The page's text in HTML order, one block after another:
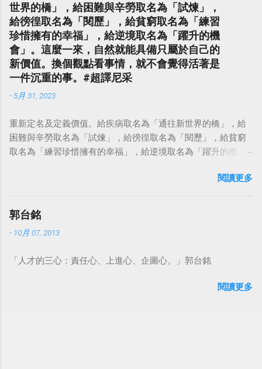
世界的橋」，給困難與辛勞取名為「試煉」，
給徬徨取名為「閱歷」，給貧窮取名為「練習
珍惜擁有的幸福」，給逆境取名為「躍升的機
會」。這麼一來，自然就能具備只屬於自己的
新價值。換個觀點看事情，就不會覺得活著是
一件沉重的事。#超譯尼采
- 5月 31, 2023
重新定名及定義價值。給疾病取名為「通往新世界的橋」，給
困難與辛勞取名為「試煉」，給徬徨取名為「閱歷」，給貧窮
取名為「練習珍惜擁有的幸福」，給逆境取名為「躍升的機
點看事情，就不會覺得活著是一件沉重的事。#超譯尼采 — 中
華名言 - Chinese Quotes (@chinese_quotes) May 23, 2023
閱讀更多
郭台銘
- 10月 07, 2013
「人才的三心：責任心、上進心、企圖心。」郭台銘
閱讀更多